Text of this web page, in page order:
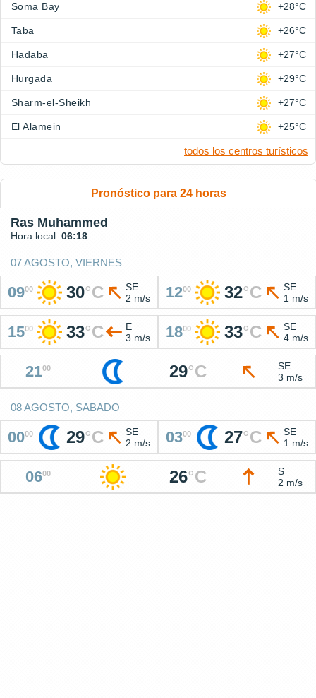
Soma Bay +28°C
Taba +26°C
Hadaba +27°C
Hurgada +29°C
Sharm-el-Sheikh +27°C
El Alamein +25°C
todos los centros turísticos
Pronóstico para 24 horas
Ras Muhammed
Hora local: 06:18
07 AGOSTO, VIERNES
0900 30°C
SE
2 m/s
1200 32°C
SE
1 m/s
1500 33°C
E
3 m/s
1800 33°C
SE
4 m/s
2100 29°C
SE
3 m/s
08 AGOSTO, SABADO
0000 29°C
SE
2 m/s
0300 27°C
SE
1 m/s
0600 26°C
S
2 m/s